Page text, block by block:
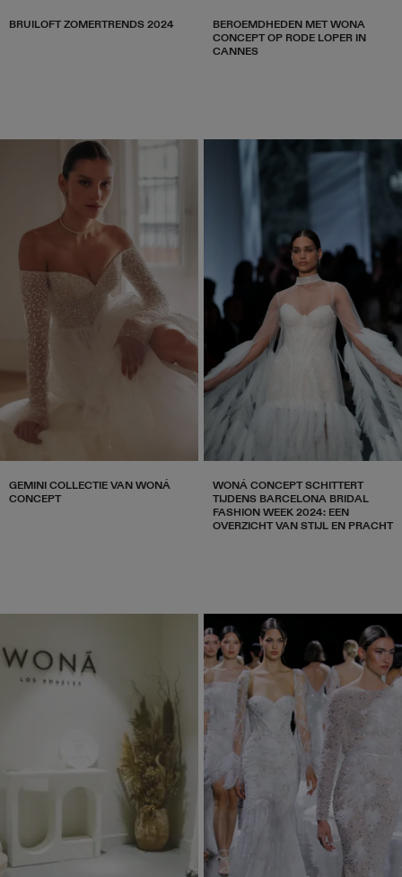
BRUILOFT ZOMERTRENDS 2024
BEROEMDHEDEN MET WONA
CONCEPT OP RODE LOPER IN
CANNES
GEMINI COLLECTIE VAN WONÁ
CONCEPT
WONÁ CONCEPT SCHITTERT
TIJDENS BARCELONA BRIDAL
FASHION WEEK 2024: EEN
OVERZICHT VAN STIJL EN PRACHT